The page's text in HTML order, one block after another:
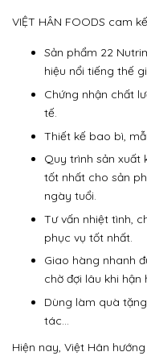
VIỆT HÂN FOODS cam
Sản phẩm 22
hiệu nổi tiếng thế
Chứng nhận chất
tế.
Thiết kế bao bì,
Quy trình sản xuất
tốt nhất cho sản
ngày tuổi.
Tư vấn nhiệt tình,
phục vụ tốt nhất.
Giao hàng nhanh
chờ đợi lâu khi hận
Dùng làm quà
tác…
Hiện nay, Việt Hân